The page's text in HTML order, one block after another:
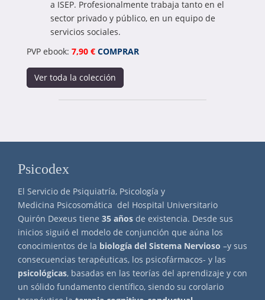
a ISEP. Profesionalmente trabaja tanto en el
sector privado y público, en un equipo de
servicios sociales.
PVP ebook: 7,90 € COMPRAR
Ver toda la colección
Psicodex
El Servicio de Psiquiatría, Psicología y
Medicina Psicosomática del Hospital Universitario
Quirón Dexeus tiene 35 años de existencia. Desde sus
inicios siguió el modelo de conjunción que aúna los
conocimientos de la biología del Sistema Nervioso –y sus
consecuencias terapéuticas, los psicofármacos- y las
psicológicas, basadas en las teorías del aprendizaje y con
un sólido fundamento científico, siendo su corolario